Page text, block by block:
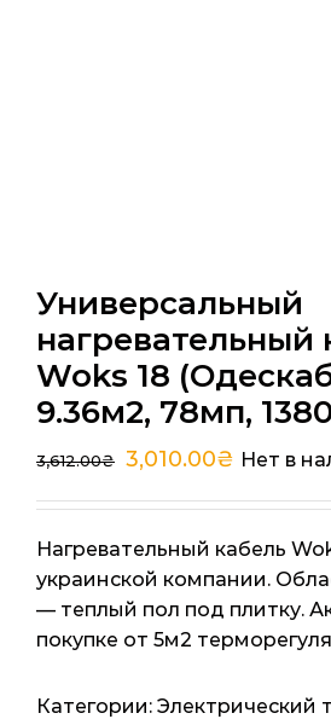
Универсальный
нагревательный
Woks 18
9.36м2, 78мп,
3,612.00₴ 3,010.00₴ Нет в
Нагревательный кабель
украинской компании.
— теплый пол под плитку.
покупке от 5м2
Категории: Электрический